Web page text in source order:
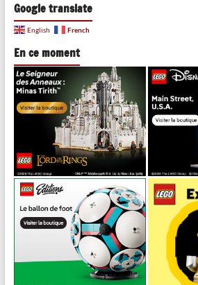
Google translate
English French
En ce moment